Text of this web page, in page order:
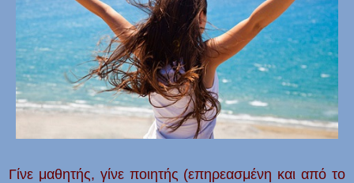
Γίνε μαθητής, γίνε ποιητής (επηρεασμένη και από το